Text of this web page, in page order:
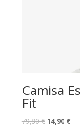
Camisa
Fit
79,80€ O
14,90 €O